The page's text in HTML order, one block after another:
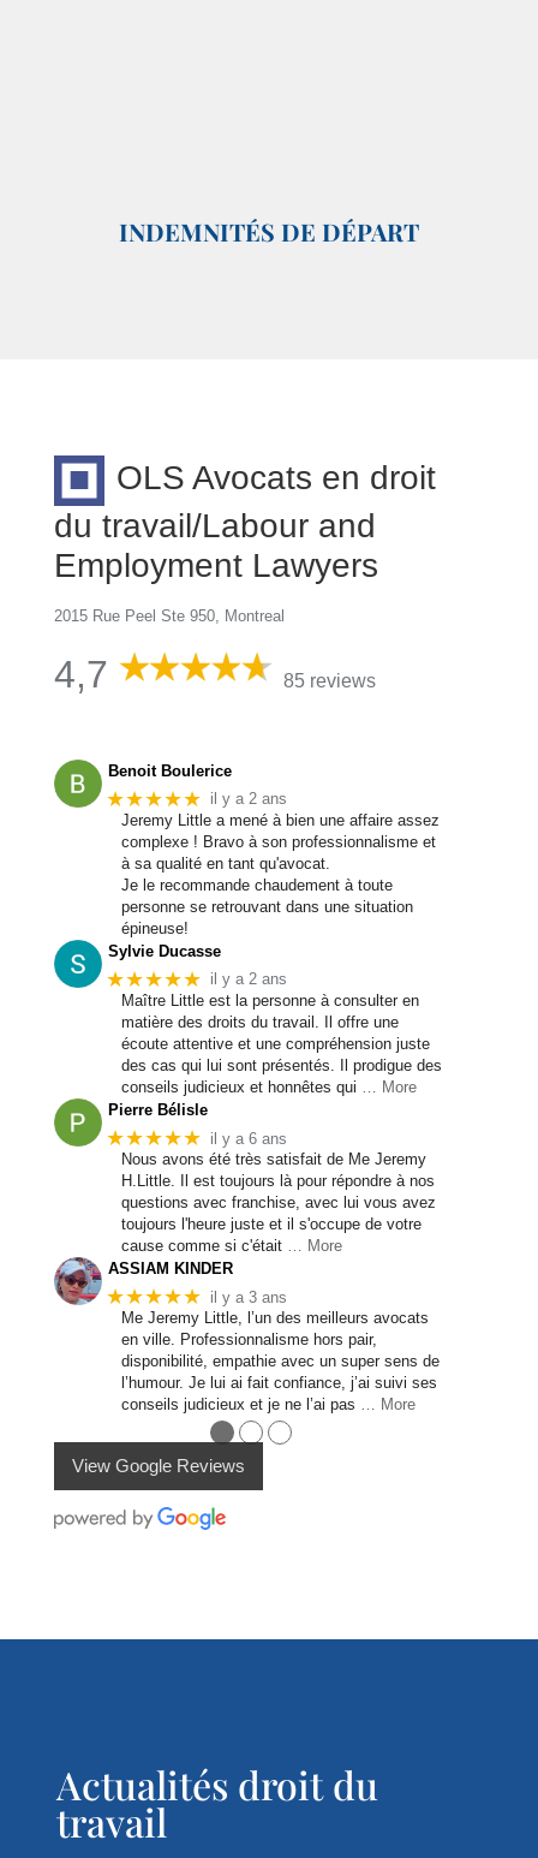
INDEMNITÉS DE DÉPART
OLS Avocats en droit
du travail/Labour and
Employment Lawyers
2015 Rue Peel Ste 950, Montreal
4,7 85 reviews
Benoit Boulerice
★★★★★ il y a 2 ans
Jeremy Little a mené à bien une affaire assez
complexe ! Bravo à son professionnalisme et
à sa qualité en tant qu'avocat.
Je le recommande chaudement à toute
personne se retrouvant dans une situation
épineuse!
Sylvie Ducasse
★★★★★ il y a 2 ans
Maître Little est la personne à consulter en
matière des droits du travail. Il offre une
écoute attentive et une compréhension juste
des cas qui lui sont présentés. Il prodigue des
conseils judicieux et honnêtes qui
… More
Pierre Bélisle
★★★★★ il y a 6 ans
Nous avons été très satisfait de Me Jeremy
H.Little. Il est toujours là pour répondre à nos
questions avec franchise, avec lui vous avez
toujours l'heure juste et il s'occupe de votre
cause comme si c'était … More
ASSIAM KINDER
★★★★★ il y a 3 ans
Me Jeremy Little, l’un des meilleurs avocats
en ville. Professionnalisme hors pair,
disponibilité, empathie avec un super sens de
l’humour. Je lui ai fait confiance, j’ai suivi ses
conseils judicieux et je ne l’ai pas … More
●●●
View Google Reviews
Actualités droit du
travail